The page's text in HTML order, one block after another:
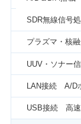
SDR無線信号
プラズマ・核
UUV・ソナー
LAN接続 A/D
USB接続 高速